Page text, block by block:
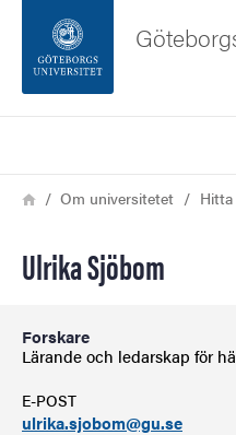
Sidfoten
Länkstig
HemOm universitetet
Ulrika Sjöbom
Forskare
Lärande och ledarskap för
E-POST
ulrika.sjobom@gu.se